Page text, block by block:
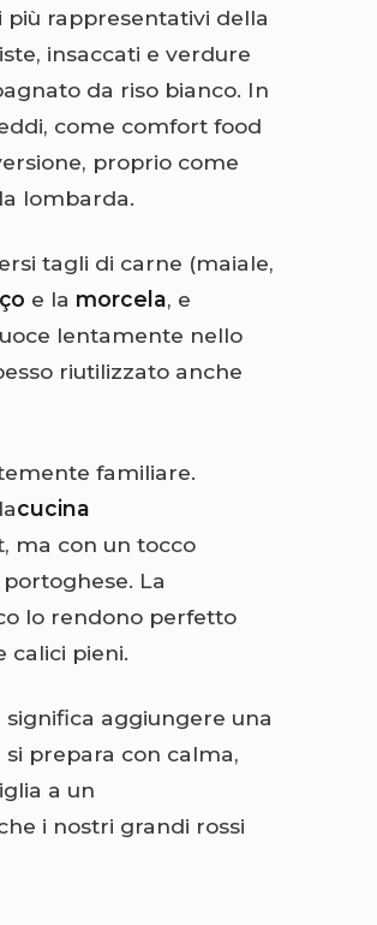
rappresentativi della
insaccati e verdure
da riso bianco. In
come comfort food
proprio come
lombarda.
tagli di carne (maiale,
e la morcela, e
lentamente nello
riutilizzato anche
familiare.
cucina
ma con un tocco
La
lo rendono perfetto
calici pieni.
aggiungere una
prepara con calma,
a un
i nostri grandi rossi